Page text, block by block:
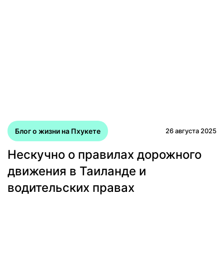
Блог о жизни на Пхукете 26 августа 2025
Нескучно о правилах дорожного
движения в Таиланде и
водительских правах